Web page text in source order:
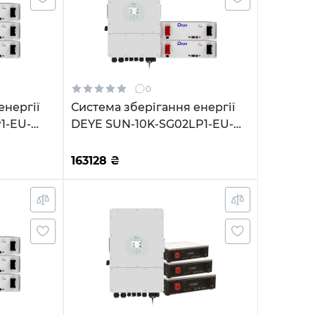
EU-
0
Система зберігання енергії
DEYE SUN-10K-SG02LP1-EU-
10.24kh 2BAT LiFePO4 6000
163128 ₴